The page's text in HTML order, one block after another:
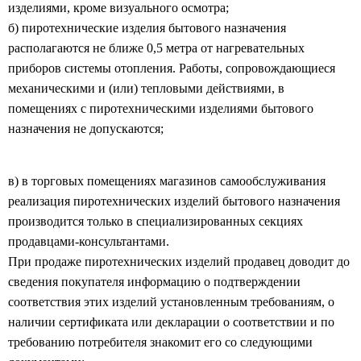
изделиями, кроме визуального осмотра;
б) пиротехнические изделия бытового назначения
располагаются не ближе 0,5 метра от нагревательных
приборов системы отопления. Работы, сопровождающиеся
механическими и (или) тепловыми действиями, в
помещениях с пиротехническими изделиями бытового
назначения не допускаются;
в) в торговых помещениях магазинов самообслуживания
реализация пиротехнических изделий бытового назначения
производится только в специализированных секциях
продавцами-консультантами.
При продаже пиротехнических изделий продавец доводит до
сведения покупателя информацию о подтверждении
соответствия этих изделий установленным требованиям, о
наличии сертификата или декларации о соответствии и по
требованию потребителя знакомит его со следующими